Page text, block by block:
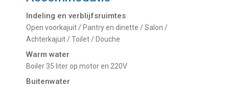
Indeling en verblijfsruimtes
Open voorkajuit / Pantry en dinette / Salon /
Achterkajuit / Toilet / Douche
Warm water
Boiler 35 liter op motor en 220V
Buitenwater